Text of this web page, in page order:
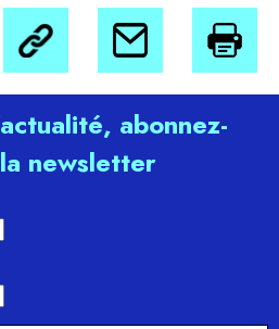
abonnez-
newsletter